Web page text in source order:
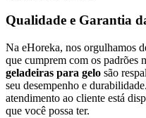
Qualidade e Garantia
Na eHoreka, nos orgulhamos
que cumprem com os padrões
geladeiras para gelo são
seu desempenho e
atendimento ao cliente está
que você possa ter.